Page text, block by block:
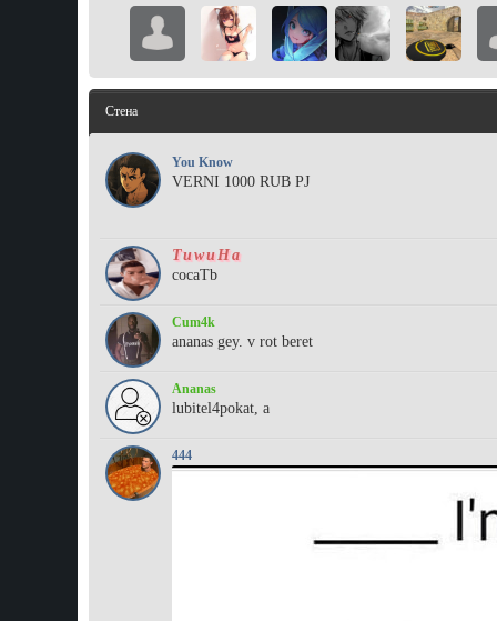
Стена
You Know
VERNI 1000 RUB PJ
TuwuHa
cocaTb
Cum4k
ananas gey. v rot beret
Ananas
lubitel4pokat, а
444